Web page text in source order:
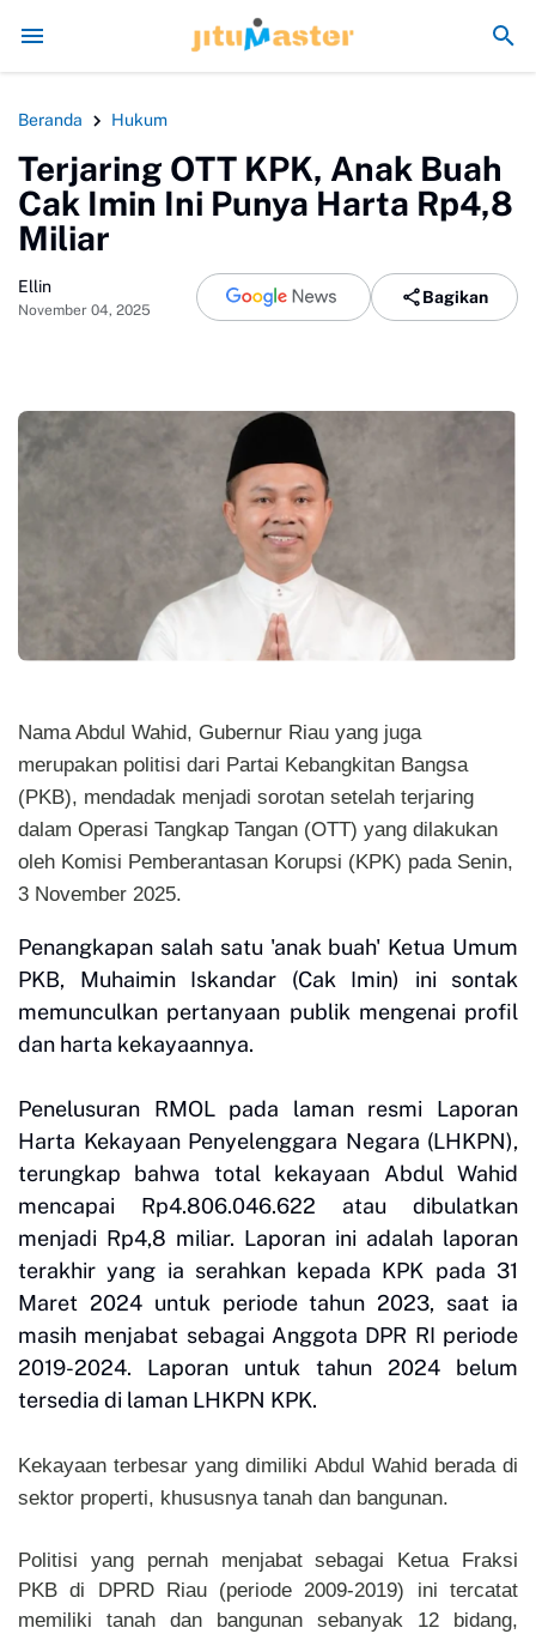
Era Jokowi seperti Sengaja Rusak Alam
Beranda Hukum
Terjaring OTT KPK, Anak Buah
Cak Imin Ini Punya Harta Rp4,8
Miliar
Ellin
November 04, 2025
Bagikan
Nama Abdul Wahid, Gubernur Riau yang juga
merupakan politisi dari Partai Kebangkitan Bangsa
(PKB), mendadak menjadi sorotan setelah terjaring
dalam Operasi Tangkap Tangan (OTT) yang dilakukan
oleh Komisi Pemberantasan Korupsi (KPK) pada Senin,
3 November 2025.
Penangkapan salah satu 'anak buah' Ketua Umum
PKB, Muhaimin Iskandar (Cak Imin) ini sontak
memunculkan pertanyaan publik mengenai profil
dan harta kekayaannya.
Penelusuran RMOL pada laman resmi Laporan
Harta Kekayaan Penyelenggara Negara (LHKPN),
terungkap bahwa total kekayaan Abdul Wahid
mencapai Rp4.806.046.622 atau dibulatkan
menjadi Rp4,8 miliar. Laporan ini adalah laporan
terakhir yang ia serahkan kepada KPK pada 31
Maret 2024 untuk periode tahun 2023, saat ia
masih menjabat sebagai Anggota DPR RI periode
2019-2024. Laporan untuk tahun 2024 belum
tersedia di laman LHKPN KPK.
Kekayaan terbesar yang dimiliki Abdul Wahid berada di
sektor properti, khususnya tanah dan bangunan.
Politisi yang pernah menjabat sebagai Ketua Fraksi
PKB di DPRD Riau (periode 2009-2019) ini tercatat
memiliki tanah dan bangunan sebanyak 12 bidang,